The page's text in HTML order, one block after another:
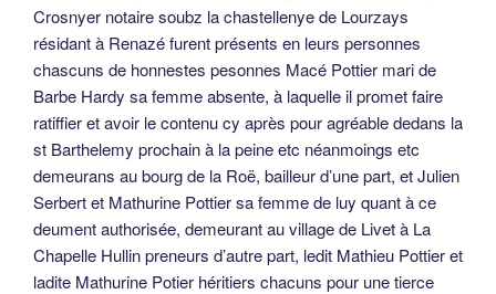
Crosnyer notaire soubz la chastellenye de Lourzays
résidant à Renazé furent présents en leurs personnes
chascuns de honnestes pesonnes Macé Pottier mari de
Barbe Hardy sa femme absente, à laquelle il promet faire
ratiffier et avoir le contenu cy après pour agréable dedans la
st Barthelemy prochain à la peine etc néanmoings etc
demeurans au bourg de la Roë, bailleur d’une part, et Julien
Serbert et Mathurine Pottier sa femme de luy quant à ce
deument authorisée, demeurant au village de Livet à La
Chapelle Hullin preneurs d’autre part, ledit Mathieu Pottier et
ladite Mathurine Potier héritiers chacuns pour une tierce